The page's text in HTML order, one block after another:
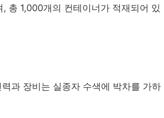
총 1,000개의 컨테이너가 적재되어 있
과 장비는 실종자 수색에 박차를 가하